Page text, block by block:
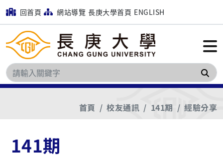
回首頁 網站導覽 長庚大學首頁 ENGLISH
搜
首頁 校友通訊 141期 經驗分享
141期